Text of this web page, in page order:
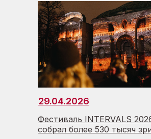
29.04.2026
Фестиваль INTERVALS
собрал более 530 тысяч